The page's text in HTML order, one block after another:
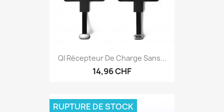
QI Récepteur De Charge Sans...
14,96 CHF
RUPTURE DE STOCK